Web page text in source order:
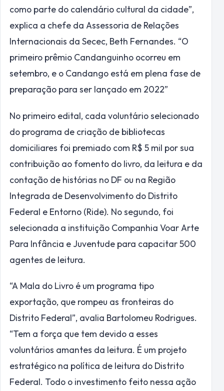
como parte do calendário cultural da cidade”,
explica a chefe da Assessoria de Relações
Internacionais da Secec, Beth Fernandes. “O
primeiro prêmio Candanguinho ocorreu em
setembro, e o Candango está em plena fase de
preparação para ser lançado em 2022”
No primeiro edital, cada voluntário selecionado
do programa de criação de bibliotecas
domiciliares foi premiado com R$ 5 mil por sua
contribuição ao fomento do livro, da leitura e da
contação de histórias no DF ou na Região
Integrada de Desenvolvimento do Distrito
Federal e Entorno (Ride). No segundo, foi
selecionada a instituição Companhia Voar Arte
Para Infância e Juventude para capacitar 500
agentes de leitura.
“A Mala do Livro é um programa tipo
exportação, que rompeu as fronteiras do
Distrito Federal”, avalia Bartolomeu Rodrigues.
“Tem a força que tem devido a esses
voluntários amantes da leitura. É um projeto
estratégico na política de leitura do Distrito
Federal. Todo o investimento feito nessa ação